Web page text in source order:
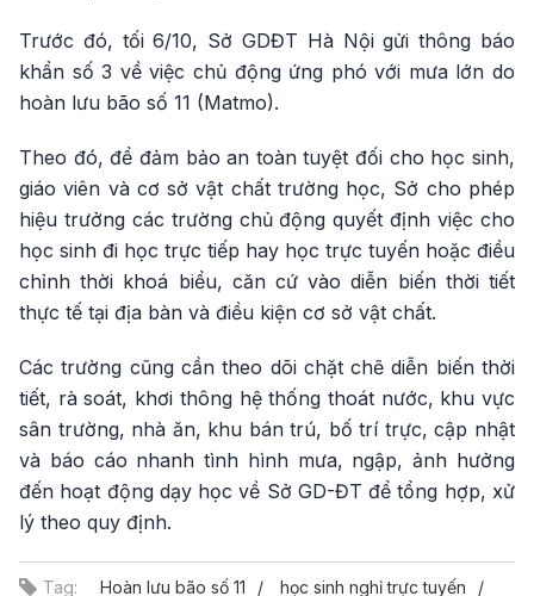
Trước đó, tối 6/10, Sở GDĐT Hà Nội gửi thông báo
khẩn số 3 về việc chủ động ứng phó với mưa lớn do
hoàn lưu bão số 11 (Matmo).
Theo đó, để đảm bảo an toàn tuyệt đối cho học sinh,
giáo viên và cơ sở vật chất trường học, Sở cho phép
hiệu trưởng các trường chủ động quyết định việc cho
học sinh đi học trực tiếp hay học trực tuyến hoặc điều
chỉnh thời khoá biểu, căn cứ vào diễn biến thời tiết
thực tế tại địa bàn và điều kiện cơ sở vật chất.
Các trường cũng cần theo dõi chặt chẽ diễn biến thời
tiết, rà soát, khơi thông hệ thống thoát nước, khu vực
sân trường, nhà ăn, khu bán trú, bố trí trực, cập nhật
và báo cáo nhanh tình hình mưa, ngập, ảnh hưởng
đến hoạt động dạy học về Sở GD-ĐT để tổng hợp, xử
lý theo quy định.
Tag: Hoàn lưu bão số 11 học sinh nghỉ trực tuyến